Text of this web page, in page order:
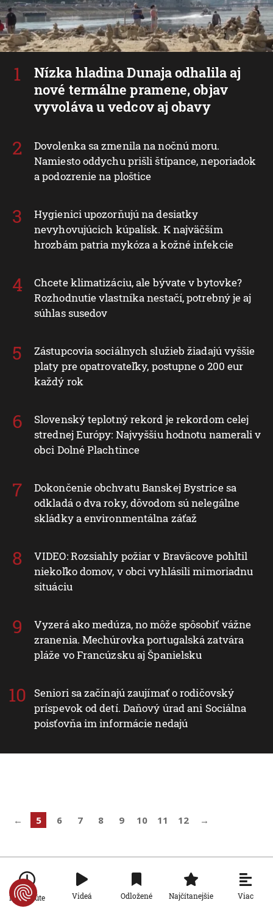
Nízka hladina Dunaja odhalila aj
nové termálne pramene, objav
vyvoláva u vedcov aj obavy
Dovolenka sa zmenila na nočnú moru.
Namiesto oddychu prišli štípance, neporiadok
a podozrenie na ploštice
Hygienici upozorňujú na desiatky
nevyhovujúcich kúpalísk. K najväčším
hrozbám patria mykóza a kožné infekcie
Chcete klimatizáciu, ale bývate v bytovke?
Rozhodnutie vlastníka nestačí, potrebný je aj
súhlas susedov
Zástupcovia sociálnych služieb žiadajú vyššie
platy pre opatrovateľky, postupne o 200 eur
každý rok
Slovenský teplotný rekord je rekordom celej
strednej Európy: Najvyššiu hodnotu namerali v
obci Dolné Plachtince
Dokončenie obchvatu Banskej Bystrice sa
odkladá o dva roky, dôvodom sú nelegálne
skládky a environmentálna záťaž
VIDEO: Rozsiahly požiar v Braväcove pohltil
niekoľko domov, v obci vyhlásili mimoriadnu
situáciu
Vyzerá ako medúza, no môže spôsobiť vážne
zranenia. Mechúrovka portugalská zatvára
pláže vo Francúzsku aj Španielsku
Seniori sa začínajú zaujímať o rodičovský
príspevok od detí. Daňový úrad ani Sociálna
poisťovňa im informácie nedajú
← 5 6 7 8 9 10 11 12 →
Po minúte Videá Odložené Najčítanejšie Viac